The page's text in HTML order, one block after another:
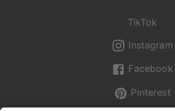
Motiv,
für
deiner
TikTok
Instagram
Facebook
Pinterest